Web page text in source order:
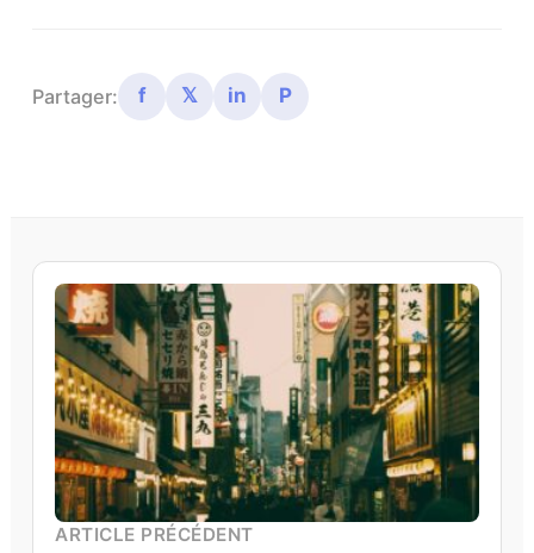
Partager: f 𝕏 in P
ARTICLE PRÉCÉDENT